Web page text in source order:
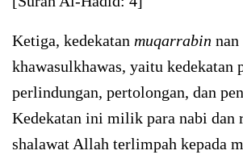
Ketiga, kedekatan muqarrabin nan
khawasulkhawas, yaitu kedekatan
perlindungan, pertolongan, dan
Kedekatan ini milik para nabi dan
shalawat Allah terlimpah kepada